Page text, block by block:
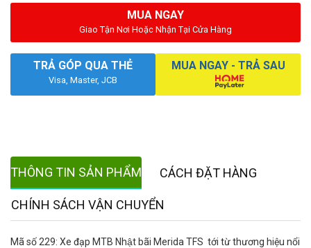
MUA NGAY
Giao Tận Nơi Hoặc Nhận Tại Cửa Hàng
TRẢ GÓP QUA THẺ
Visa, Master, JCB
MUA NGAY - TRẢ SAU
THÔNG TIN SẢN PHẨM CÁCH ĐẶT HÀNG
CHÍNH SÁCH VẬN CHUYỂN
Mã số 229: Xe đạp MTB Nhật bãi Merida TFS tới từ thương hiệu nổi